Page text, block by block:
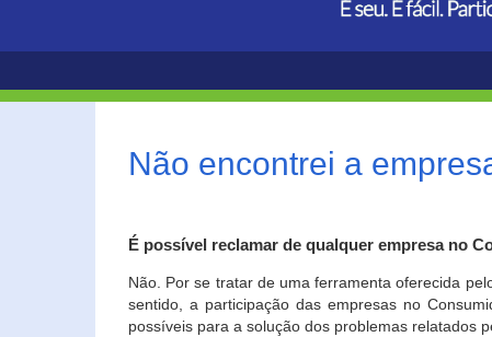
Não encontrei a
É possível reclamar de qualquer empresa no
Não. Por se tratar de uma ferramenta oferecida
sentido, a participação das empresas no
possíveis para a solução dos problemas relatados